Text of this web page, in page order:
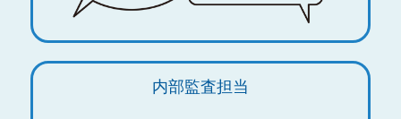
内部監査担当